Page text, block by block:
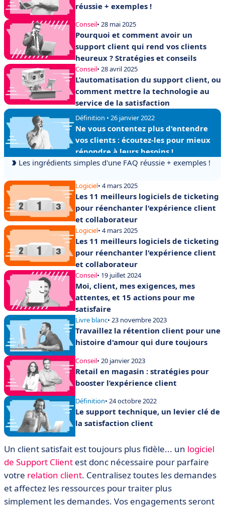
réussie + exemples !
Conseil• 28 mai 2025
Pourquoi et comment avoir un
support client qui rend vos clients
heureux ? Stratégies et conseils
Conseil• 28 avril 2025
L’automatisation du support client, ou
comment mettre la technologie au
service de la satisfaction
Définition • 26 janvier 2022
Ne vous contentez plus d'entendre
vos clients : écoutez-les pour mieux
répondre à leurs besoins !
Les ingrédients simples d'une FAQ réussie + exemples !
Logiciel• 4 mars 2025
Les 11 meilleurs logiciels de ticketing
pour réenchanter l'expérience client
et collaborateur
Logiciel• 4 mars 2025
Les 11 meilleurs logiciels de ticketing
pour réenchanter l'expérience client
et collaborateur
Conseil• 19 juillet 2024
Moi, client, mes exigences, mes
attentes, et 15 actions pour me
satisfaire
Livre blanc• 23 novembre 2023
Travaillez la rétention client pour une
histoire d'amour qui dure toujours
Conseil• 20 janvier 2023
Retail en magasin : stratégies pour
booster l’expérience client
Définition• 24 octobre 2022
Le support technique, un levier clé de
la satisfaction client
Un client satisfait est toujours plus fidèle... un logiciel
de Support Client est donc nécessaire pour parfaire
votre relation client. Centralisez toutes les demandes
et affectez les ressources pour traiter plus
simplement les demandes. Vos engagements seront